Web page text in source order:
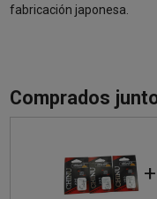
fabricación japonesa.
Comprados
+